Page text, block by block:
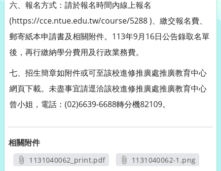
六、報名方式：請於報名時間內線上報名
(https://cce.ntue.edu.tw/course/5288 )、繳交報名費、
郵寄紙本申請書及相關附件。113年9月16日公告錄取名單
後，再行繳納學分費用及行政業務費。
七、招生簡章如附件或可至該校進修推廣處推廣教育中心
網頁下載。未盡事宜請逕洽該校進修推廣處推廣教育中心
曾小姐，電話：(02)6639-6688轉分機82109。
相關附件
1131040062_print.pdf
1131040062-1.png